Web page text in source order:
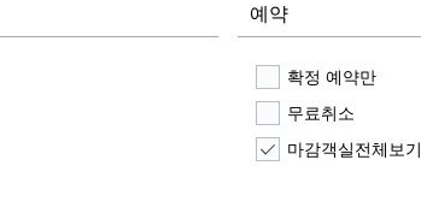
예약
확정 예약만
무료취소
마감객실전체보기